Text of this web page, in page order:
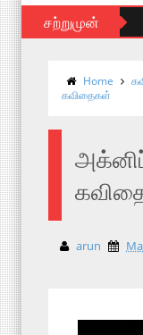
சற்றுமுன்
Home
கவிதைகள்
arun